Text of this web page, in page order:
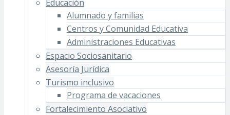
Educación
Alumnado y familias
Centros y Comunidad Educativa
Administraciones Educativas
Espacio Sociosanitario
Asesoría Jurídica
Turismo inclusivo
Programa de vacaciones
Fortalecimiento Asociativo